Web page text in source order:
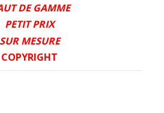
DE GAMME
PETIT PRIX
SUR MESURE
COPYRIGHT